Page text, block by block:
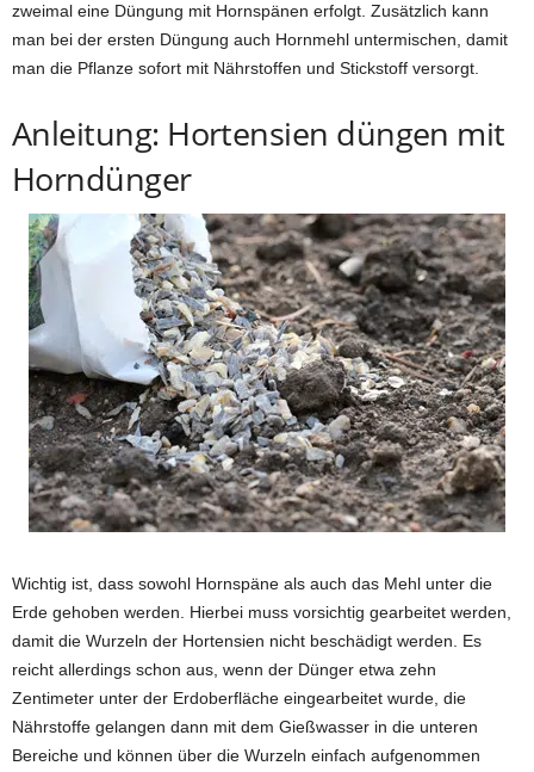
zweimal eine Düngung mit Hornspänen erfolgt. Zusätzlich kann
man bei der ersten Düngung auch Hornmehl untermischen, damit
man die Pflanze sofort mit Nährstoffen und Stickstoff versorgt.
Anleitung: Hortensien düngen mit
Horndünger
Wichtig ist, dass sowohl Hornspäne als auch das Mehl unter die
Erde gehoben werden. Hierbei muss vorsichtig gearbeitet werden,
damit die Wurzeln der Hortensien nicht beschädigt werden. Es
reicht allerdings schon aus, wenn der Dünger etwa zehn
Zentimeter unter der Erdoberfläche eingearbeitet wurde, die
Nährstoffe gelangen dann mit dem Gießwasser in die unteren
Bereiche und können über die Wurzeln einfach aufgenommen